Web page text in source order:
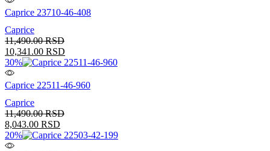
Caprice 23710-46-408
Caprice
11,490.00RSD
10,341.00 RSD
30%
Caprice 22511-46-960
Caprice
11,490.00RSD
8,043.00 RSD
20%